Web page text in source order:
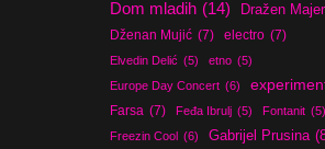
Dom mladih (14) Dražen
Dženan Mujić (7) electro (7)
Elvedin Delić (5) etno (5)
Europe Day Concert (6)
Farsa (7) Feđa Ibrulj (5) Fontanit (5)
Freezin Cool (6) Gabrijel Prusina